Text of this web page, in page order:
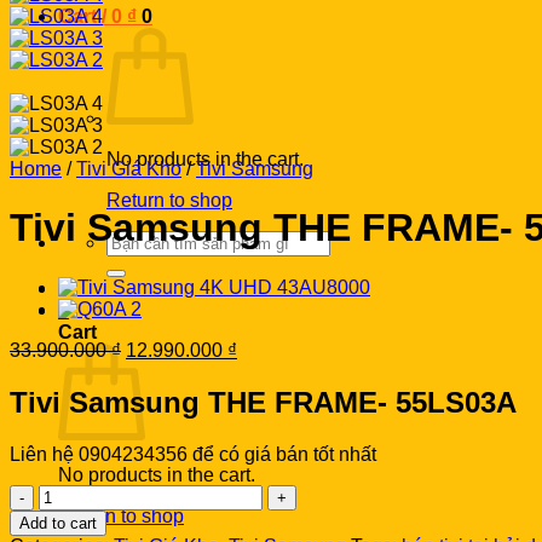
Cart / 0 ₫ 0
No products in the cart.
Return to shop
Search
for:
0
Cart
No products in the cart.
Return to shop
Home / Tivi Giá Kho / Tivi Samsung
Tivi Samsung THE FRAME-
33.900.000₫ Original
price
was:
33.900.000 ₫.
12.990.000 ₫
is:
12.990.000 ₫.
Tivi Samsung THE FRAME- 55LS03A
Liên hệ 0904234356 để có giá bán tốt nhất
Tivi
Samsung
THE
Add to cart